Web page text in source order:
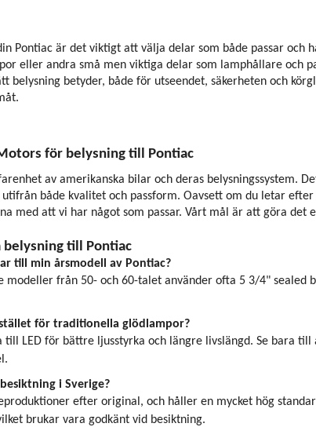
Pontiac är det viktigt att välja delar som både passar
eller andra små men viktiga delar som lamphållare och
belysning betyder, både för utseendet, säkerheten och
för belysning till Pontiac
av amerikanska bilar och deras belysningssystem.
både kvalitet och passform. Oavsett om du letar
med att vi har något som passar. Vårt mål är att göra
belysning till Pontiac
till min årsmodell av Pontiac?
modeller från 50- och 60-talet använder ofta 5 3/4" sealed
för traditionella glödlampor?
LED för bättre ljusstyrka och längre livslängd. Se bara
i Sverige?
efter original, och håller en mycket hög
brukar vara godkänt vid besiktning.